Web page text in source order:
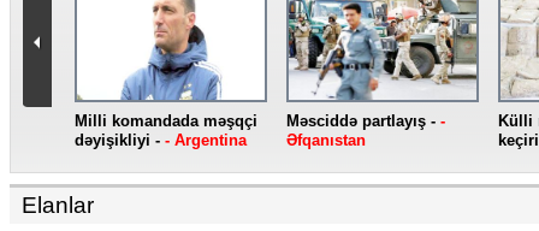
Milli komandada məşqçi
dəyişikliyi - - Argentina
Məsciddə partlayış - -
Əfqanıstan
Külli
Elanlar